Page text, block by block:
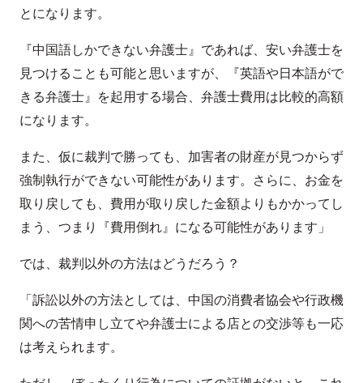
とになります。
『中国語しかできない弁護士』であれば、安い弁護士を
見つけることも可能と思いますが、『英語や日本語がで
きる弁護士』を起用する場合、弁護士費用は比較的高額
になります。
また、仮に裁判で勝っても、加害者の財産が見つからず
強制執行ができない可能性があります。さらに、お金を
取り戻しても、費用が取り戻した金額よりもかかってし
まう、つまり『費用倒れ』になる可能性があります」
では、裁判以外の方法はどうだろう？
「訴訟以外の方法としては、中国の消費者協会や行政機
関への苦情申し立てや弁護士による店との交渉等も一応
は考えられます。